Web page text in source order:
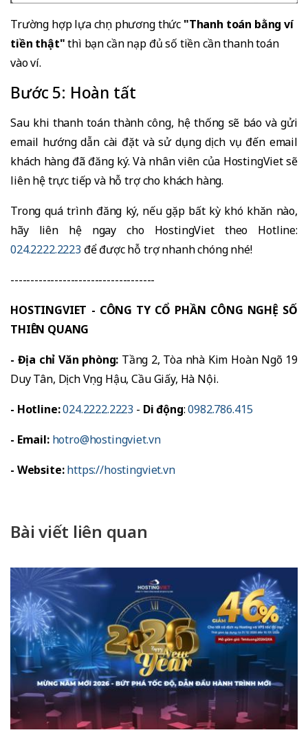
Trường hợp lựa chọn phương thức "Thanh toán bằng ví
tiền thật"thì bạn cần nạp đủ số tiền cần thanh toán
vào ví.
Bước 5: Hoàn tất
Sau khi thanh toán thành công, hệ thống sẽ báo và gửi
email hướng dẫn cài đặt và sử dụng dịch vụ đến email
khách hàng đã đăng ký. Và nhân viên của HostingViet sẽ
liên hệ trực tiếp và hỗ trợ cho khách hàng.
Trong quá trình đăng ký, nếu gặp bất kỳ khó khăn nào,
hãy liên hệ ngay cho HostingViet theo Hotline:
024.2222.2223 để được hỗ trợ nhanh chóng nhé!
------------------------------------
HOSTINGVIET - CÔNG TY CỔ PHẦN CÔNG NGHỆ SỐ
THIÊN QUANG
- Địa chỉ Văn phòng: Tầng 2, Tòa nhà Kim Hoàn Ngõ 19
Duy Tân, Dịch Vọng Hậu, Cầu Giấy, Hà Nội.
- Hotline:024.2222.2223 - Di động:0982.786.415
- Email: hotro@hostingviet.vn
- Website: https://hostingviet.vn
Bài viết liên quan